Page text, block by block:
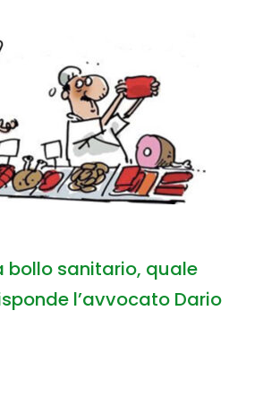
bollo sanitario, quale
l’avvocato Dario